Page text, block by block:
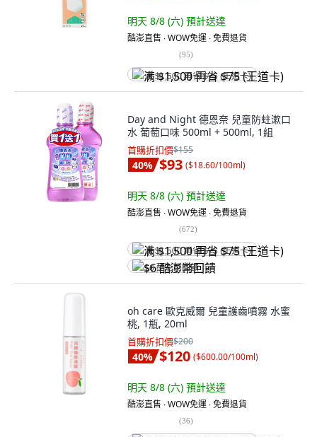
明天 8/8 (六) 預計送達
酷澎直售 ∙ WOW免運 ∙ 免費退貨
(95)
满 $1,500 再省 $75 (王道卡)
Day and Night 德恩奈 兒童防蛀漱口
水 葡萄口味 500ml + 500ml, 1組
首購折扣價$155
40% $93 ($18.60/100ml)
明天 8/8 (六) 預計送達
酷澎直售 ∙ WOW免運 ∙ 免費退貨
(672)
满 $1,500 再省 $75 (王道卡)
$6 酷澎幣回饋
oh care 歐克威爾 兒童護齒噴霧 水蜜
桃, 1瓶, 20ml
首購折扣價$200
40% $120 ($600.00/100ml)
明天 8/8 (六) 預計送達
酷澎直售 ∙ WOW免運 ∙ 免費退貨
(36)